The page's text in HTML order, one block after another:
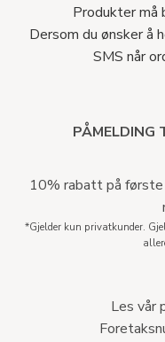
Produkter
Dersom du ønsker å
SMS når
PÅMELDING
10% rabatt på
*Gjelder kun privatkunder.
Les vår